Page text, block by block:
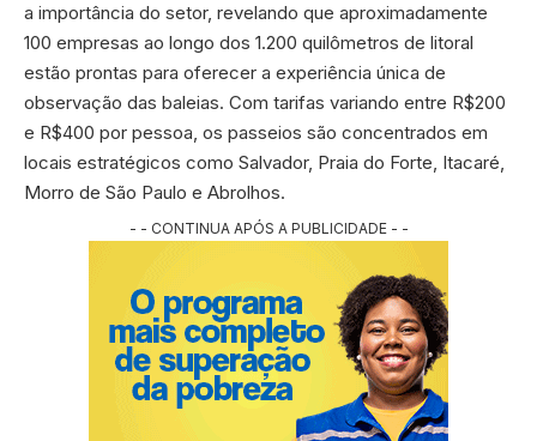
a importância do setor, revelando que aproximadamente
100 empresas ao longo dos 1.200 quilômetros de litoral
estão prontas para oferecer a experiência única de
observação das baleias. Com tarifas variando entre R$200
e R$400 por pessoa, os passeios são concentrados em
locais estratégicos como Salvador, Praia do Forte, Itacaré,
Morro de São Paulo e Abrolhos.
- - CONTINUA APÓS A PUBLICIDADE - -